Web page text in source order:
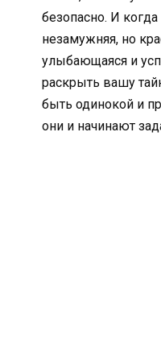
безопасно. И
незамужняя, но
улыбающаяся и
раскрыть вашу
быть одинокой и
они и начинают